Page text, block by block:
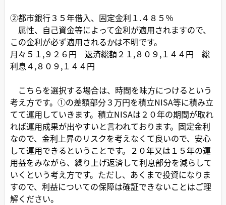
②都市銀行３５年借入、固定金利１.４８５％
属性、自己資金等によって金利が適用されますので、
この金利が必ず適用されるかは不明です。
月々５１,９２６円 返済総額２１,８０９,１４４円 総
利息４,８０９,１４４円
こちらを選択する場合は、時間を味方につけるという
考え方です。①の差額部分３万円を積立NISA等に積み立
てて運用していきます。積立NISAは２０年の期間が取れ
れば運用成果が出やすいと言われております。固定金利
なので、金利上昇のリスクを考えなくて良いので、安心
して運用できるということです。２０年又は１５年の運
用益をみながら、繰り上げ返済して利息部分を減らして
いくという考え方です。ただし、あくまで投資になりま
すので、利益についての保障は確証できないことはご理
解ください。